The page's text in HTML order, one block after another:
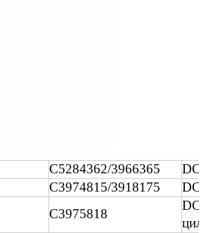
C5284362/3966365
C3974815/3918175
C3975818